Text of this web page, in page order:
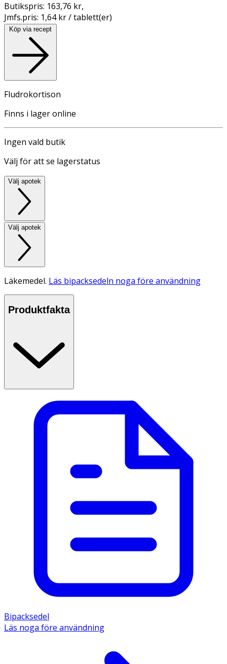
Butikspris: 163,76 kr,
Jmfs.pris: 1,64 kr / tablett(er)
Köp via recept
Fludrokortison
Finns i lager online
Ingen vald butik
Välj för att se lagerstatus
Välj apotek
Välj apotek
Läkemedel. Läs bipacksedeln noga före användning
Produktfakta
Bipacksedel
Läs noga före användning